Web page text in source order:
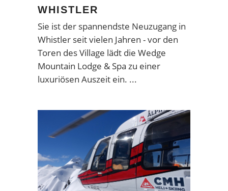
WHISTLER
Sie ist der spannendste Neuzugang in
Whistler seit vielen Jahren - vor den
Toren des Village lädt die Wedge
Mountain Lodge & Spa zu einer
luxuriösen Auszeit ein.